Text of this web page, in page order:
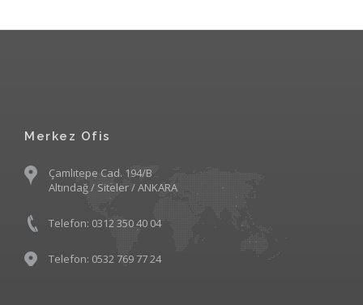
Merkez Ofis
Çamlıtepe Cad. 194/B
Altındağ / Siteler / ANKARA
Telefon: 0312 350 40 04
Telefon: 0532 769 77 24